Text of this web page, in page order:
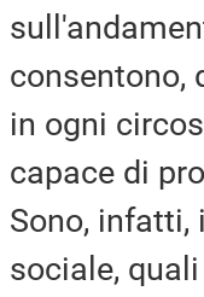
consentono,
in ogni
capace di
Sono,
sociale,